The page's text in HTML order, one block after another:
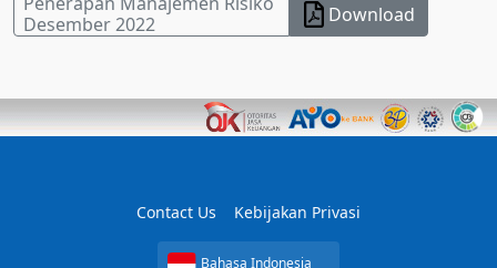
Desember 2022
Download
Contact Us Kebijakan Privasi
Bahasa Indonesia